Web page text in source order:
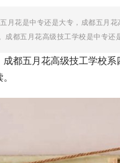
月花是中专还是大专，成都五月
成都五月花高级技工学校是中专
都五月花高级技工学校